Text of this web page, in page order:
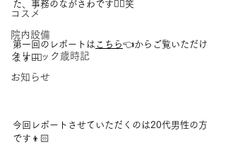
コスメ
院内設備
クリニック歳時記
お知らせ
た、事務のながさわです🤷‍♀️笑
第一回のレポートは こちら👈からご覧いただけ
ます💁‍♀️
今回レポートさせていただくのは20代男性の方
です👦🏻